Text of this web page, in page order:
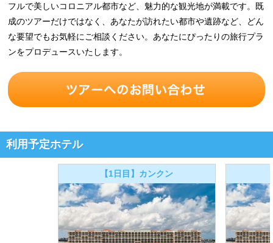
フルで美しいコロニアル都市など、魅力的な観光地が満載です。既
成のツアーだけではなく、あなたが訪れたい都市や遺跡など、どん
な要望でもお気軽にご相談ください。あなたにぴったりの旅行プラ
ンをプロデュースいたします。
利用予定ホテル
【1日目】カンクン